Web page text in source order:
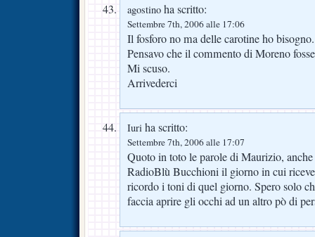
agostino ha scritto:
Settembre 7th, 2006 alle 17:06
Il fosforo no ma delle carotine ho bisogno.
Pensavo che il commento di Moreno
Mi scuso.
Arrivederci
Iuri ha scritto:
Settembre 7th, 2006 alle 17:07
Quoto in toto le parole di Maurizio,
RadioBlù Bucchioni il giorno in cui
ricordo i toni di quel giorno. Spero solo
faccia aprire gli occhi ad un altro pò di